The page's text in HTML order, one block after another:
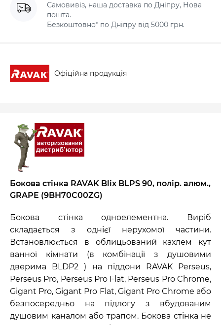
Самовивіз, наша доставка по Дніпру, Нова
пошта.
Безкоштовно* по Дніпру від 5000 грн.
Офіційна продукція
Бокова стінка RAVAK Blix BLPS 90, полір. алюм.,
GRAPE (9BH70C00ZG)
Бокова стінка одноелементна. Виріб
складається з однієї нерухомої частини.
Встановлюється в облицьований кахлем кут
ванної кімнати (в комбінації з душовими
дверима BLDP2 ) на піддони RAVAK Perseus,
Perseus Pro, Perseus Pro Flat, Perseus Pro Chrome,
Gigant Pro, Gigant Pro Flat, Gigant Pro Chrome або
безпосередньо на підлогу з вбудованим
душовим каналом або трапом. Бокова стінка не